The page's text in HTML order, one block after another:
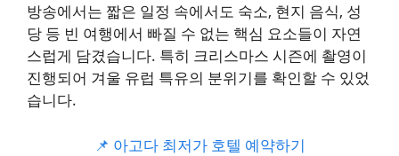
방송에서는 짧은 일정 속에서도 숙소, 현지 음식, 성
당 등 빈 여행에서 빠질 수 없는 핵심 요소들이 자연
스럽게 담겼습니다. 특히 크리스마스 시즌에 촬영이
진행되어 겨울 유럽 특유의 분위기를 확인할 수 있었
습니다.
📌 아고다 최저가 호텔 예약하기